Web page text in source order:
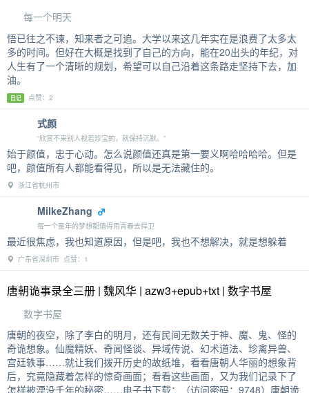
每一个明天
悟已往之不谏，知来者之可追。大学以来这几年实在是浪费了太多太
多的时间。但好在大概是找到了自己的方向，能在20出头的年纪，对
人生有了一个清晰的规划，希望可以自己沿着这条路走坚持下去，加
油。
日记 点赞：2
式颜
“欣赏不来别人视若珍宝的，就保持沉默。”
始于颜值，忠于心动。怎么说颜值还真是第一要义啊哈哈哈哈。但是
吧，颜值所有人都能看得见，所以是无法藏住的。
浙江省杭州市
MilkeZhang
每一个童年的梦想都值得用青春去捍卫
最近很焦虑，我也知道原因，但是吧，我也不想解决，就是想躲着
广东省深圳市 点赞：1
唐朝诡事录全三册 | 魏风华 | azw3+epub+txt | 数字书屋
数字书屋
唐朝的夜空，除了李白的明月，还有民间无数关于神、魔、鬼、怪的
奇诡想象。仙魔精妖、奇闻怪谈、异域传说、幻术道法、珍禽异兽、
宫廷轶事……就让我们拨开历史的故纸堆，看看唐朝人华丽的想象背
后，究竟隐藏着怎样的惊奇画面；看看这些画面，又为我们记录下了
怎样被湮没千年的秘密……电子书下载：（访问密码：9748）唐朝诡